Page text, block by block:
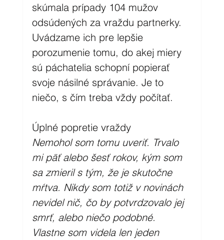
skúmala prípady 104 mužov
odsúdených za vraždu partnerky.
Uvádzame ich pre lepšie
porozumenie tomu, do akej miery
sú páchatelia schopní popierať
svoje násilné správanie. Je to
niečo, s čím treba vždy počítať.
Úplné popretie vraždy
Nemohol som tomu uveriť. Trvalo
mi päť alebo šesť rokov, kým som
sa zmieril s tým, že je skutočne
mŕtva. Nikdy som totiž v novinách
nevidel nič, čo by potvrdzovalo jej
smrť, alebo niečo podobné.
Vlastne som videla len jeden